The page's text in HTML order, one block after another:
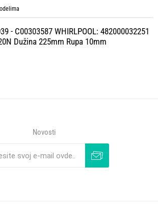
- C00303587 WHIRLPOOL: 482000032251
Dužina 225mm Rupa 10mm
Novosti